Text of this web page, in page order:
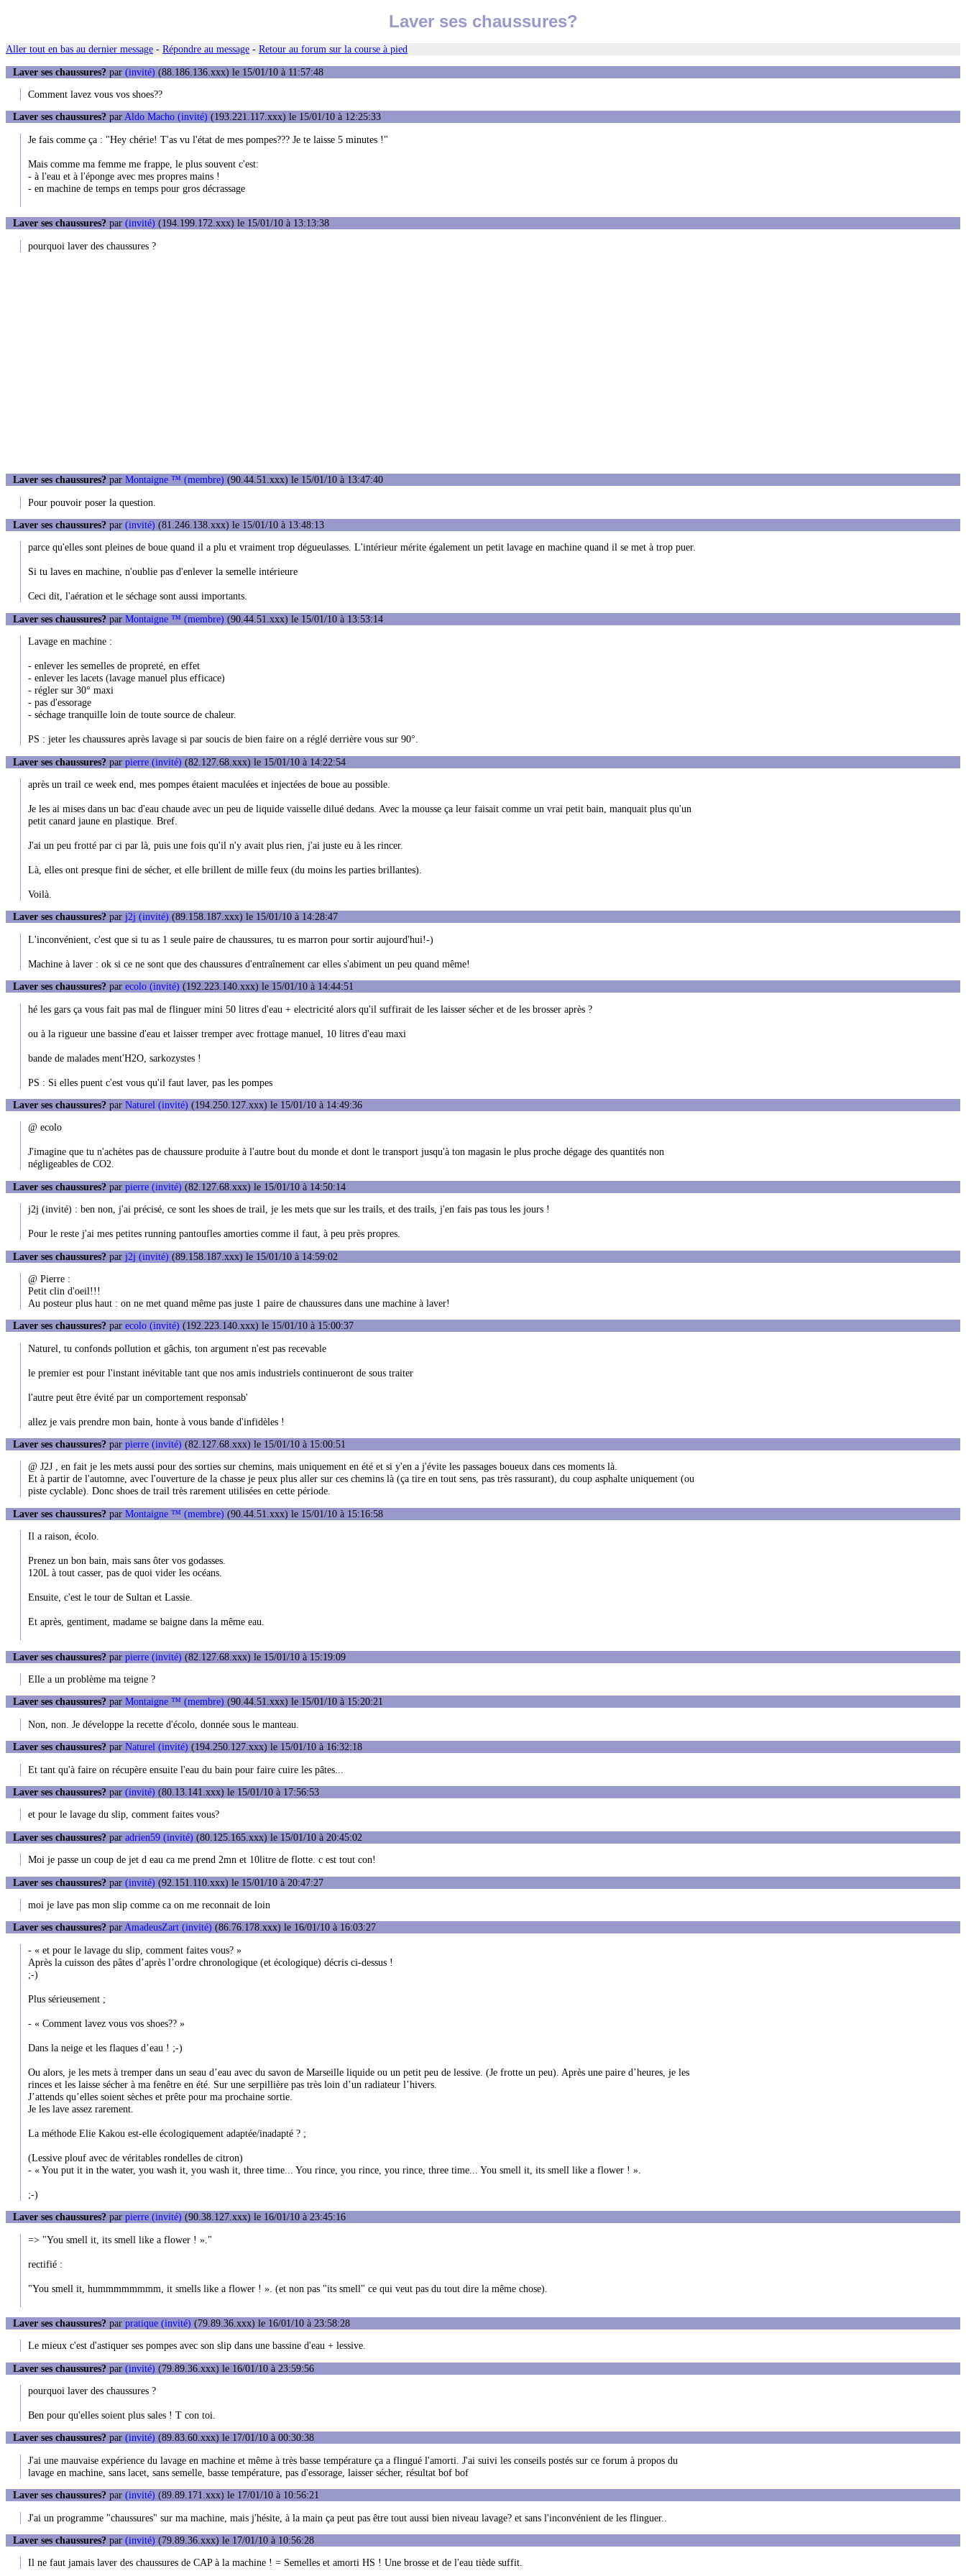
Laver ses chaussures?
Aller tout en bas au dernier message - Répondre au message - Retour au forum sur la course à pied
Laver ses chaussures? par (invité) (88.186.136.xxx) le 15/01/10 à 11:57:48
Comment lavez vous vos shoes??
Laver ses chaussures? parAldo Macho (invité) (193.221.117.xxx) le 15/01/10 à 12:25:33
Je fais comme ça : "Hey chérie! T'as vu l'état de mes pompes??? Je te laisse 5 minutes !"
Mais comme ma femme me frappe, le plus souvent c'est:
- à l'eau et à l'éponge avec mes propres mains !
- en machine de temps en temps pour gros décrassage
Laver ses chaussures? par (invité) (194.199.172.xxx) le 15/01/10 à 13:13:38
pourquoi laver des chaussures ?
Laver ses chaussures? par Montaigne ™ (membre) (90.44.51.xxx) le 15/01/10 à 13:47:40
Pour pouvoir poser la question.
Laver ses chaussures? par (invité) (81.246.138.xxx) le 15/01/10 à 13:48:13
parce qu'elles sont pleines de boue quand il a plu et vraiment trop dégueulasses. L'intérieur mérite également un petit lavage en machine quand il se met à trop puer.
Si tu laves en machine, n'oublie pas d'enlever la semelle intérieure
Ceci dit, l'aération et le séchage sont aussi importants.
Laver ses chaussures? par Montaigne ™ (membre) (90.44.51.xxx) le 15/01/10 à 13:53:14
Lavage en machine :
- enlever les semelles de propreté, en effet
- enlever les lacets (lavage manuel plus efficace)
- régler sur 30° maxi
- pas d'essorage
- séchage tranquille loin de toute source de chaleur.
PS : jeter les chaussures après lavage si par soucis de bien faire on a réglé derrière vous sur 90°.
Laver ses chaussures? par pierre (invité) (82.127.68.xxx) le 15/01/10 à 14:22:54
après un trail ce week end, mes pompes étaient maculées et injectées de boue au possible.
Je les ai mises dans un bac d'eau chaude avec un peu de liquide vaisselle dilué dedans. Avec la mousse ça leur faisait comme un vrai petit bain, manquait plus qu'un
petit canard jaune en plastique. Bref.
J'ai un peu frotté par ci par là, puis une fois qu'il n'y avait plus rien, j'ai juste eu à les rincer.
Là, elles ont presque fini de sécher, et elle brillent de mille feux (du moins les parties brillantes).
Voilà.
Laver ses chaussures? par j2j (invité) (89.158.187.xxx) le 15/01/10 à 14:28:47
L'inconvénient, c'est que si tu as 1 seule paire de chaussures, tu es marron pour sortir aujourd'hui!-)
Machine à laver : ok si ce ne sont que des chaussures d'entraînement car elles s'abiment un peu quand même!
Laver ses chaussures? par ecolo (invité) (192.223.140.xxx) le 15/01/10 à 14:44:51
hé les gars ça vous fait pas mal de flinguer mini 50 litres d'eau + electricité alors qu'il suffirait de les laisser sécher et de les brosser après ?
ou à la rigueur une bassine d'eau et laisser tremper avec frottage manuel, 10 litres d'eau maxi
bande de malades ment'H2O, sarkozystes !
PS : Si elles puent c'est vous qu'il faut laver, pas les pompes
Laver ses chaussures? par Naturel (invité) (194.250.127.xxx) le 15/01/10 à 14:49:36
@ ecolo
J'imagine que tu n'achètes pas de chaussure produite à l'autre bout du monde et dont le transport jusqu'à ton magasin le plus proche dégage des quantités non
négligeables de CO2.
Laver ses chaussures? par pierre (invité) (82.127.68.xxx) le 15/01/10 à 14:50:14
j2j (invité) : ben non, j'ai précisé, ce sont les shoes de trail, je les mets que sur les trails, et des trails, j'en fais pas tous les jours !
Pour le reste j'ai mes petites running pantoufles amorties comme il faut, à peu près propres.
Laver ses chaussures? par j2j (invité) (89.158.187.xxx) le 15/01/10 à 14:59:02
@ Pierre :
Petit clin d'oeil!!!
Au posteur plus haut : on ne met quand même pas juste 1 paire de chaussures dans une machine à laver!
Laver ses chaussures? par ecolo (invité) (192.223.140.xxx) le 15/01/10 à 15:00:37
Naturel, tu confonds pollution et gâchis, ton argument n'est pas recevable
le premier est pour l'instant inévitable tant que nos amis industriels continueront de sous traiter
l'autre peut être évité par un comportement responsab'
allez je vais prendre mon bain, honte à vous bande d'infidèles !
Laver ses chaussures? par pierre (invité) (82.127.68.xxx) le 15/01/10 à 15:00:51
@ J2J , en fait je les mets aussi pour des sorties sur chemins, mais uniquement en été et si y'en a j'évite les passages boueux dans ces moments là.
Et à partir de l'automne, avec l'ouverture de la chasse je peux plus aller sur ces chemins là (ça tire en tout sens, pas très rassurant), du coup asphalte uniquement (ou
piste cyclable). Donc shoes de trail très rarement utilisées en cette période.
Laver ses chaussures? par Montaigne ™ (membre) (90.44.51.xxx) le 15/01/10 à 15:16:58
Il a raison, écolo.
Prenez un bon bain, mais sans ôter vos godasses.
120L à tout casser, pas de quoi vider les océans.
Ensuite, c'est le tour de Sultan et Lassie.
Et après, gentiment, madame se baigne dans la même eau.
Laver ses chaussures? par pierre (invité) (82.127.68.xxx) le 15/01/10 à 15:19:09
Elle a un problème ma teigne ?
Laver ses chaussures? par Montaigne ™ (membre) (90.44.51.xxx) le 15/01/10 à 15:20:21
Non, non. Je développe la recette d'écolo, donnée sous le manteau.
Laver ses chaussures? par Naturel (invité) (194.250.127.xxx) le 15/01/10 à 16:32:18
Et tant qu'à faire on récupère ensuite l'eau du bain pour faire cuire les pâtes...
Laver ses chaussures? par (invité) (80.13.141.xxx) le 15/01/10 à 17:56:53
et pour le lavage du slip, comment faites vous?
Laver ses chaussures? par adrien59 (invité) (80.125.165.xxx) le 15/01/10 à 20:45:02
Moi je passe un coup de jet d eau ca me prend 2mn et 10litre de flotte. c est tout con!
Laver ses chaussures? par (invité) (92.151.110.xxx) le 15/01/10 à 20:47:27
moi je lave pas mon slip comme ca on me reconnait de loin
Laver ses chaussures? parAmadeusZart (invité) (86.76.178.xxx) le 16/01/10 à 16:03:27
- « et pour le lavage du slip, comment faites vous? »
Après la cuisson des pâtes d’après l’ordre chronologique (et écologique) décris ci-dessus !
;-)
Plus sérieusement ;
- « Comment lavez vous vos shoes?? »
Dans la neige et les flaques d’eau ! ;-)
Ou alors, je les mets à tremper dans un seau d’eau avec du savon de Marseille liquide ou un petit peu de lessive. (Je frotte un peu). Après une paire d’heures, je les
rinces et les laisse sécher à ma fenêtre en été. Sur une serpillière pas très loin d’un radiateur l’hivers.
J’attends qu’elles soient sèches et prête pour ma prochaine sortie.
Je les lave assez rarement.
La méthode Elie Kakou est-elle écologiquement adaptée/inadapté ? ;
(Lessive plouf avec de véritables rondelles de citron)
- « You put it in the water, you wash it, you wash it, three time... You rince, you rince, you rince, three time... You smell it, its smell like a flower ! ».
;-)
Laver ses chaussures? par pierre (invité) (90.38.127.xxx) le 16/01/10 à 23:45:16
=> "You smell it, its smell like a flower ! »."
rectifié :
"You smell it, hummmmmmmm, it smells like a flower ! ». (et non pas "its smell" ce qui veut pas du tout dire la même chose).
Laver ses chaussures? par pratique (invité) (79.89.36.xxx) le 16/01/10 à 23:58:28
Le mieux c'est d'astiquer ses pompes avec son slip dans une bassine d'eau + lessive.
Laver ses chaussures? par (invité) (79.89.36.xxx) le 16/01/10 à 23:59:56
pourquoi laver des chaussures ?
Ben pour qu'elles soient plus sales ! T con toi.
Laver ses chaussures? par (invité) (89.83.60.xxx) le 17/01/10 à 00:30:38
J'ai une mauvaise expérience du lavage en machine et même à très basse température ça a flingué l'amorti. J'ai suivi les conseils postés sur ce forum à propos du
lavage en machine, sans lacet, sans semelle, basse température, pas d'essorage, laisser sécher, résultat bof bof
Laver ses chaussures? par (invité) (89.89.171.xxx) le 17/01/10 à 10:56:21
J'ai un programme "chaussures" sur ma machine, mais j'hésite, à la main ça peut pas être tout aussi bien niveau lavage? et sans l'inconvénient de les flinguer..
Laver ses chaussures? par (invité) (79.89.36.xxx) le 17/01/10 à 10:56:28
Il ne faut jamais laver des chaussures de CAP à la machine ! = Semelles et amorti HS ! Une brosse et de l'eau tiède suffit.